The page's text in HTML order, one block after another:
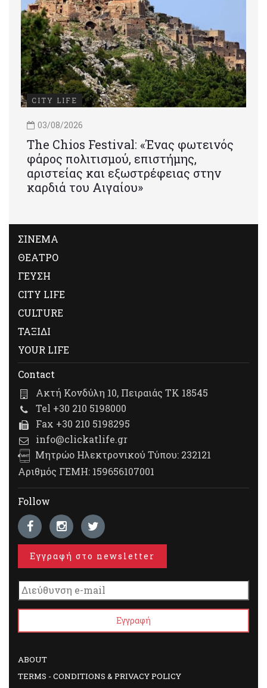
CITY LIFE
03/08/2026
Τhe Chios Festival: «Ένας φωτεινός
φάρος πολιτισμού, επιστήμης,
αριστείας και εξωστρέφειας στην
καρδιά του Αιγαίου»
ΣΙΝΕΜΑ
ΘΕΑΤΡΟ
ΓΕΥΣΗ
CITY LIFE
CULTURE
ΤΑΞΙΔΙ
YOUR LIFE
Contact
Ακτή Κονδύλη 10, Πειραιάς ΤΚ 18545
Tel +30 210 5198000
Fax +30 210 5198295
info@clickatlife.gr
Μητρώο Ηλεκτρονικού Τύπου: 232121
Αριθμός ΓΕΜΗ: 159656107001
Follow
Εγγραφή στο newsletter
ABOUT
TERMS - CONDITIONS & PRIVACY POLICY